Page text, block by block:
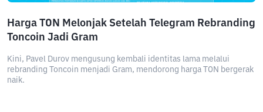
Harga TON Melonjak Setelah Telegram Rebranding
Toncoin Jadi Gram
Kini, Pavel Durov mengusung kembali identitas lama melalui
rebranding Toncoin menjadi Gram, mendorong harga TON bergerak
naik.